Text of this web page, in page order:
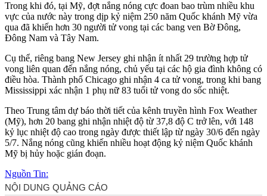
Trong khi đó, tại Mỹ, đợt nắng nóng cực đoan bao trùm nhiều khu
vực của nước này trong dịp kỷ niệm 250 năm Quốc khánh Mỹ vừa
qua đã khiến hơn 30 người t‌ử von‌g tại các bang ven Bờ Đông,
Đông Nam và Tây Nam.
Cụ thể, riêng bang New Jersey ghi nhận ít nhất 29 trường hợp t‌ử
von‌g liên quan đến nắng nóng, chủ yếu tại các hộ gia đình không có
điều hòa. Thành phố Chicago ghi nhận 4 ca t‌ử von‌g, trong khi bang
Mississippi xác nhận 1 phụ nữ 83 tuổi t‌ử von‌g do sốc nhiệt.
Theo Trung tâm dự báo thời tiết của kênh truyền hình Fox Weather
(Mỹ), hơn 20 bang ghi nhận nhiệt độ từ 37,8 độ C trở lên, với 148
kỷ lục nhiệt độ cao trong ngày được thiết lập từ ngày 30/6 đến ngày
5/7. Nắng nóng cũng khiến nhiều hoạt động kỷ niệm Quốc khánh
Mỹ bị hủy hoặc gián đoạn.
Nguồn Tin: